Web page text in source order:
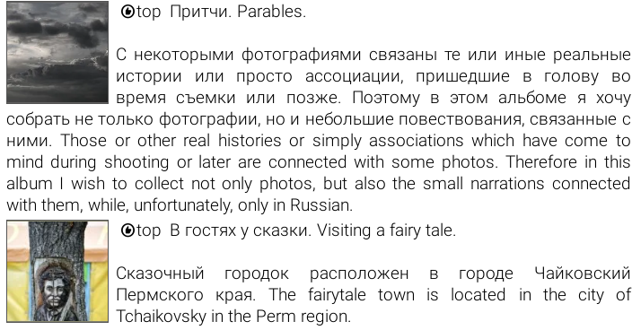
top Притчи. Parables.
С некоторыми фотографиями связаны те или иные реальные
истории или просто ассоциации, пришедшие в голову во
время съемки или позже. Поэтому в этом альбоме я хочу
собрать не только фотографии, но и небольшие повествования, связанные с
ними. Those or other real histories or simply associations which have come to
mind during shooting or later are connected with some photos. Therefore in this
album I wish to collect not only photos, but also the small narrations connected
with them, while, unfortunately, only in Russian.
top В гостях у сказки. Visiting a fairy tale.
Сказочный городок расположен в городе Чайковский
Пермского края. The fairytale town is located in the city of
Tchaikovsky in the Perm region.